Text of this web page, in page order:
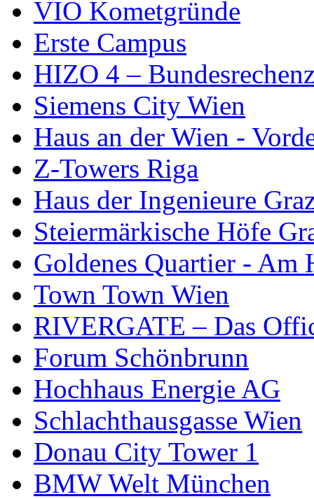
VIO Kometgründe
Erste Campus
HIZO 4 –
Siemens City Wien
Haus an der Wien -
Z-Towers Riga
Haus der Ingenieure
Steiermärkische Höfe
Goldenes Quartier - Am
Town Town Wien
RIVERGATE – Das
Forum Schönbrunn
Hochhaus Energie AG
Schlachthausgasse Wien
Donau City Tower 1
BMW Welt München